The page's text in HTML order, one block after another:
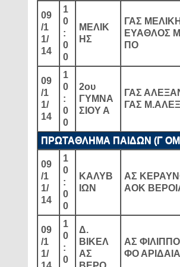
09
/1
1/
14
1
0
:
0
0
ΜΕΛΙΚ
ΗΣ
ΓΑΣ
ΕΥΑΘΛΟΣ
ΠΟ
09
/1
1/
14
1
0
:
0
0
2ου
ΓΥΜΝΑ
ΣΙΟΥ Α
ΓΑΣ
ΓΑΣ
ΠΡΩΤΑΘΛΗΜΑ ΠΑΙΔΩΝ (Γ
09
/1
1/
14
1
0
:
0
0
ΚΑΛΥΒ
ΙΩΝ
ΑΣ
ΑΟΚ
09
/1
1/
1
0
:
0
Δ.
ΒΙΚΕΛ
ΑΣ
ΑΣ
ΦΟ